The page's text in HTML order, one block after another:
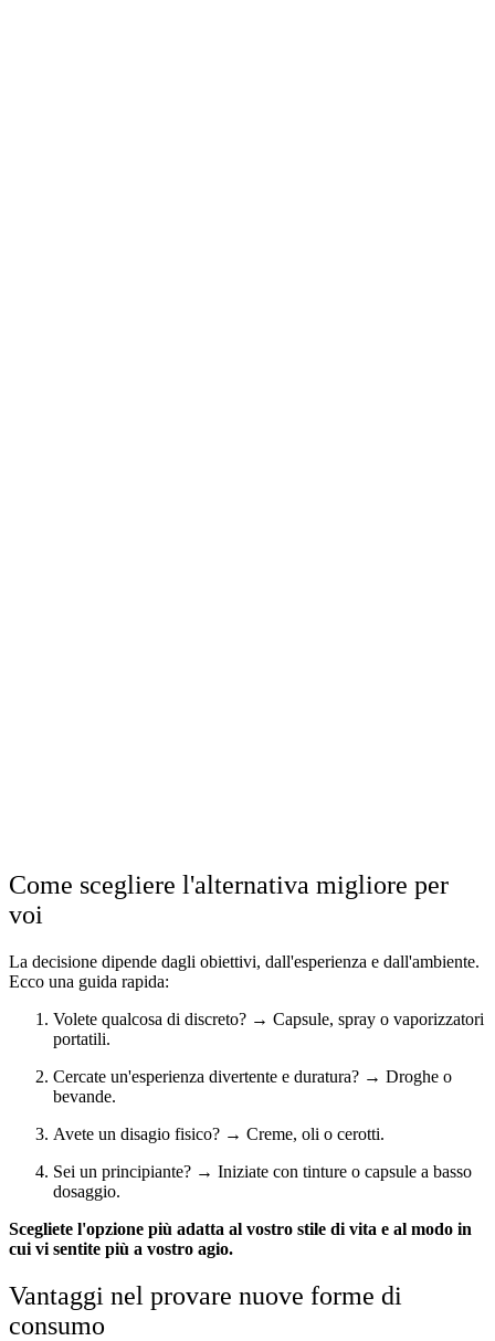
Come scegliere l'alternativa migliore per
voi
La decisione dipende dagli obiettivi, dall'esperienza e dall'ambiente.
Ecco una guida rapida:
Volete qualcosa di discreto? → Capsule, spray o vaporizzatori
portatili.
Cercate un'esperienza divertente e duratura? → Droghe o
bevande.
Avete un disagio fisico? → Creme, oli o cerotti.
Sei un principiante? → Iniziate con tinture o capsule a basso
dosaggio.
Scegliete l'opzione più adatta al vostro stile di vita e al modo in
cui vi sentite più a vostro agio.
Vantaggi nel provare nuove forme di
consumo